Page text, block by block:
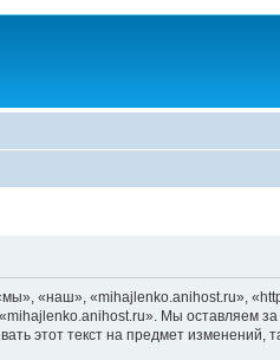
«наш», «mihajlenko.anihost.ru»,
Мы оставляем
этот текст на предмет изменений,